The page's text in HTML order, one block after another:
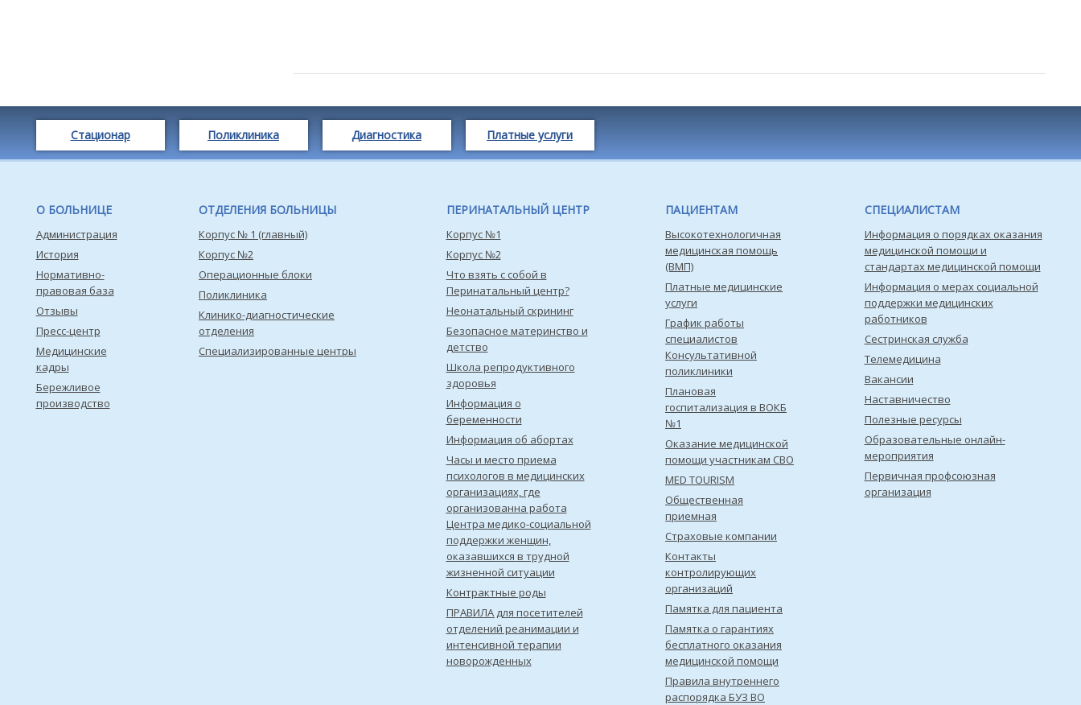
Стационар Поликлиника Диагностика Платные услуги
О БОЛЬНИЦЕ
Администрация
История
Нормативно-
правовая база
Отзывы
Пресс-центр
Медицинские
кадры
Бережливое
производство
ОТДЕЛЕНИЯ БОЛЬНИЦЫ
Корпус № 1 (главный)
Корпус №2
Операционные блоки
Поликлиника
Клинико-диагностические
отделения
Специализированные центры
ПЕРИНАТАЛЬНЫЙ ЦЕНТР
Корпус №1
Корпус №2
Что взять с собой в
Перинатальный центр?
Неонатальный скрининг
Безопасное материнство и
детство
Школа репродуктивного
здоровья
Информация о
беременности
Информация об абортах
Часы и место приема
психологов в медицинских
организациях, где
организованна работа
Центра медико-социальной
поддержки женщин,
оказавшихся в трудной
жизненной ситуации
Контрактные роды
ПРАВИЛА для посетителей
отделений реанимации и
интенсивной терапии
новорожденных
ПАЦИЕНТАМ
Высокотехнологичная
медицинская помощь
(ВМП)
Платные медицинские
услуги
График работы
специалистов
Консультативной
поликлиники
Плановая
госпитализация в ВОКБ
№1
Оказание медицинской
помощи участникам СВО
MED TOURISM
Общественная
приемная
Страховые компании
Контакты
контролирующих
организаций
Памятка для пациента
Памятка о гарантиях
бесплатного оказания
медицинской помощи
Правила внутреннего
распорядка БУЗ ВО
СПЕЦИАЛИСТАМ
Информация о порядках оказания
медицинской помощи и
стандартах медицинской помощи
Информация о мерах социальной
поддержки медицинских
работников
Сестринская служба
Телемедицина
Вакансии
Наставничество
Полезные ресурсы
Образовательные онлайн-
мероприятия
Первичная профсоюзная
организация